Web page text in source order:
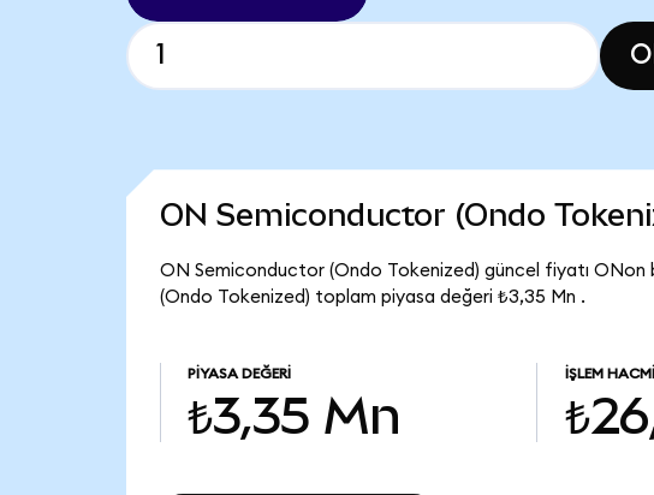
ON Semiconductor (Ondo
ON Semiconductor (Ondo Tokenized) güncel fiyatı ONon
(Ondo Tokenized) toplam piyasa değeri ₺3,35 Mn .
PIYASA DEĞERI
₺3,35 Mn
İŞLEM HACMI